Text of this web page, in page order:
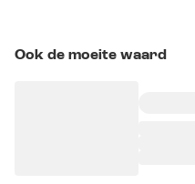
Ook de moeite waard